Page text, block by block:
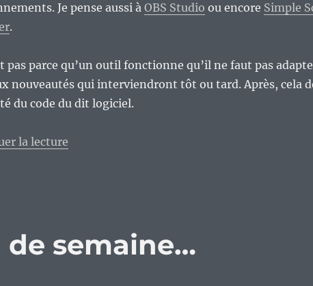
Je pense aussi àOBS Studio ou encore Simple
.
pas parce qu’un outil fonctionne qu’il ne faut pas
nouveautés qui interviendront tôt ou tard. Après, cela
du code du dit logiciel.
la lecturede « Des logiciels victimes de l’évolution
de semaine…